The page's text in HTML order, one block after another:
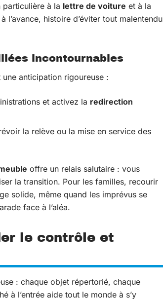
particulière à la lettre de voiture et à la
l’avance, histoire d’éviter tout malentendu
incontournables
anticipation rigoureuse :
et activez la redirection
la relève ou la mise en service des
offre un relais salutaire : vous
la transition. Pour les familles, recourir
solide, même quand les imprévus se
face à l’aléa.
le contrôle et
: chaque objet répertorié, chaque
à l’entrée aide tout le monde à s’y